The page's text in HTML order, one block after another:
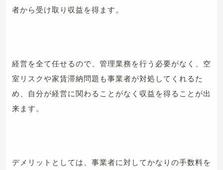
者から受け取り収益を得ます。
経営を全て任せるので、管理業務を行う必要がなく、空
室リスクや家賃滞納問題も事業者が対処してくれるた
め、自分が経営に関わることがなく収益を得ることが出
来ます。
デメリットとしては、事業者に対してかなりの手数料を